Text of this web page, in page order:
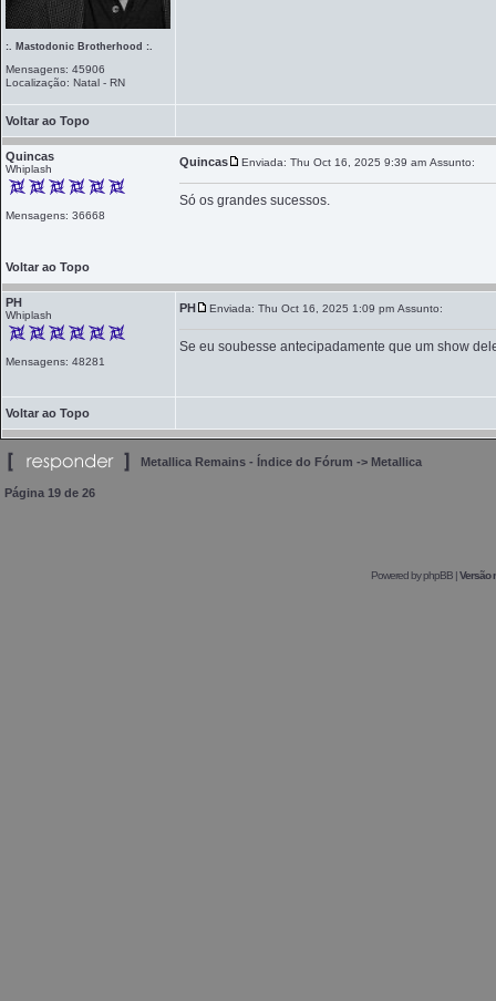
:. Mastodonic Brotherhood :.
Mensagens: 45906
Localização: Natal - RN
Voltar ao Topo
Quincas
Whiplash
Mensagens: 36668
Quincas Enviada: Thu Oct 16, 2025 9:39 am Assunto:
Só os grandes sucessos.
Voltar ao Topo
PH
Whiplash
Mensagens: 48281
PH Enviada: Thu Oct 16, 2025 1:09 pm Assunto:
Se eu soubesse antecipadamente que um show
Voltar ao Topo
Metallica Remains - Índice do Fórum -> Metallica
Página 19 de 26
Powered byphpBB |Versão